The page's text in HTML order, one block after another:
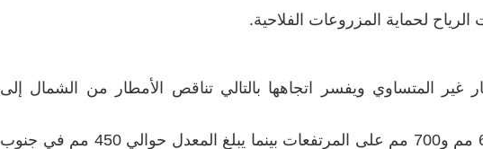
لحماية المزروعات الفلاحية.
غير المتساوي ويفسر اتجاهها بالتالي تناقص الأمطار من الشمال إلى
فهكذا يبلغ معدل الأمطار بالشمال ما بين 600 مم و700 مم على المرتفعات بينما يبلغ المعدل حوالي 450 مم في جنوب